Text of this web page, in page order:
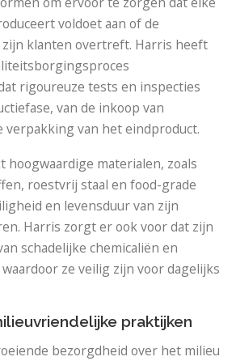
voldoet aan of de
klanten overtreft. Harris heeft
rigoureuze tests en inspecties
van de inkoop van
van het eindproduct.
materialen, zoals
roestvrij staal en food-grade
en levensduur van zijn
Harris zorgt er ook voor dat zijn
schadelijke chemicaliën en
ze veilig zijn voor dagelijks
praktijken
bezorgdheid over het milieu